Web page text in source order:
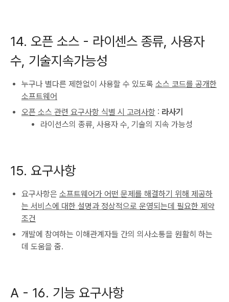
14. 오픈 소스 - 라이센스 종류, 사용자
수, 기술지속가능성
누구나 별다른 제한없이 사용할 수 있도록 소스 코드를 공개한
소프트웨어
오픈 소스 관련 요구사항 식별 시 고려사항 : 라사기
라이선스의 종류, 사용자 수, 기술의 지속 가능성
15. 요구사항
요구사항은 소프트웨어가 어떤 문제를 해결하기 위해 제공하
는 서비스에 대한 설명과 정상적으로 운영되는데 필요한 제약
조건
개발에 참여하는 이해관계자들 간의 의사소통을 원활히 하는
데 도움을 줌.
A - 16. 기능 요구사항